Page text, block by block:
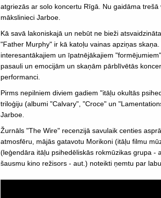
atgriezās ar solo koncertu Rīgā. Nu gaidāma
mākslinieci Jarboe.
Kā savā lakoniskajā un nebūt ne bieži
"Father Murphy" ir kā katoļu vainas apziņas
interesantākajiem un īpatnējākajiem
pasauli un emocijām un skaņām pārblīvētās
performanci.
Pirms nepilniem diviem gadiem "itāļu okultās
triloģiju (albumi "Calvary", "Croce" un
Jarboe.
Žurnāls "The Wire" recenzijā savulaik centies
atmosfēru, mājās gatavotu Morikoni (itāļu filmu
(leģendāra itāļu psihedēliskās rokmūzikas grupa -
šausmu kino režisors - aut.) noteikti ņemtu par